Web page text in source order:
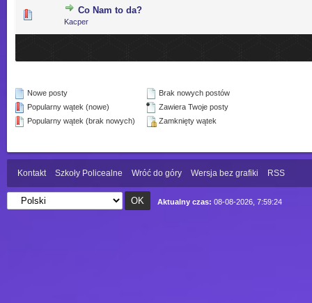
Co Nam to da?
Kacper
0 głosów - średnia ocena: 0 na 5 gwiazdek
1
Nowe posty
Popularny wątek (nowe)
Popularny wątek (brak nowych)
Brak nowych postów
Zawiera Twoje posty
Zamknięty wątek
Kontakt Szkoły Policealne Wróć do góry Wersja bez grafiki RSS
Aktualny czas: 08-08-2026, 7:59:24